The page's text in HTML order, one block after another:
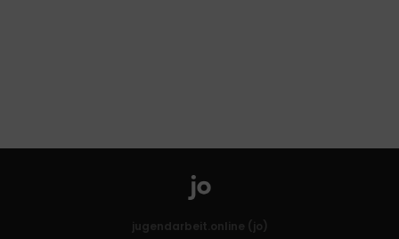
jugendarbeit.online (jo)